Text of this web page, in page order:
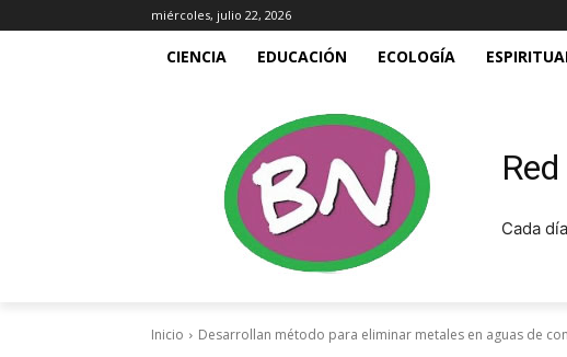
miércoles, julio 22, 2026
CIENCIA EDUCACIÓN ECOLOGÍA
Cada
Inicio Desarrollan método para eliminar metales en aguas de